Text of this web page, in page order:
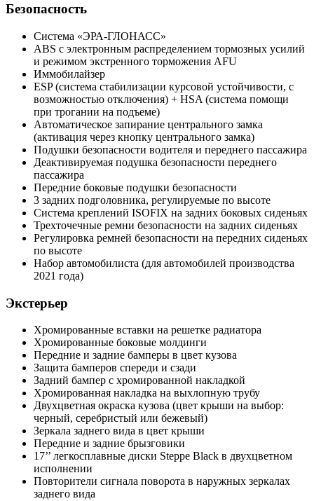
Безопасность
Система «ЭРА-ГЛОНАСС»
ABS с электронным распределением тормозных усилий
и режимом экстренного торможения AFU
Иммобилайзер
ESP (система стабилизации курсовой устойчивости, c
возможностью отключения) + HSA (система помощи
при трогании на подъеме)
Автоматическое запирание центрального замка
(активация через кнопку центрального замка)
Подушки безопасности водителя и переднего пассажира
Деактивируемая подушка безопасности переднего
пассажира
Передние боковые подушки безопасности
3 задних подголовника, регулируемые по высоте
Система креплений ISOFIX на задних боковых сиденьях
Трехточечные ремни безопасности на задних сиденьях
Регулировка ремней безопасности на передних сиденьях
по высоте
Набор автомобилиста (для автомобилей производства
2021 года)
Экстерьер
Хромированные вставки на решетке радиатора
Хромированные боковые молдинги
Передние и задние бамперы в цвет кузова
Защита бамперов спереди и сзади
Задний бампер с хромированной накладкой
Хромированная накладка на выхлопную трубу
Двухцветная окраска кузова (цвет крыши на выбор:
черный, серебристый или бежевый)
Зеркала заднего вида в цвет крыши
Передние и задние брызговики
17’’ легкосплавные диски Steppe Black в двухцветном
исполнении
Повторители сигнала поворота в наружных зеркалах
заднего вида